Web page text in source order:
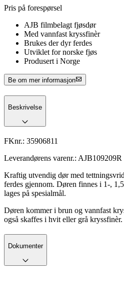
Pris på forespørsel
AJB filmbelagt fjøsdør
Med vannfast kryssfinèr
Brukes der dyr ferdes
Utviklet for norske fjøs
Produsert i Norge
Be om mer informasjon
Beskrivelse
FKnr.: 35906811
Leverandørens varenr.: AJB109209R
Kraftig utvendig dør med
ferdes gjennom. Døren finnes i 1-,
lages på spesialmål.
Døren kommer i brun og vannfast
også skaffes i hvit eller grå kryssfinèr.
Dokumenter